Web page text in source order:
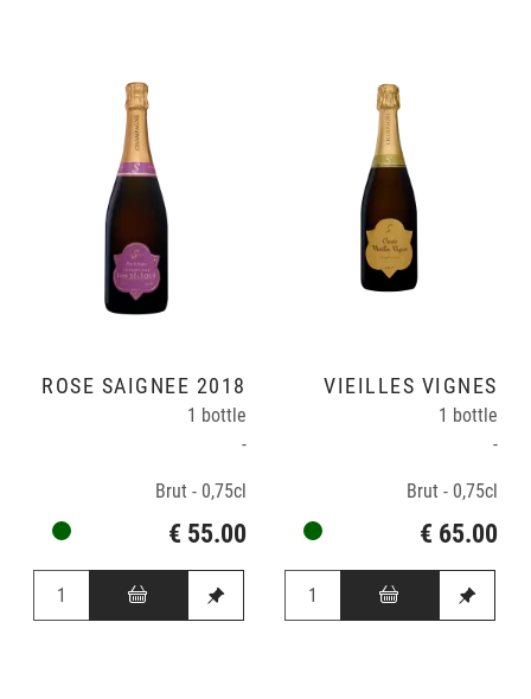
ROSÉ SAIGNÉE 2018
1 bottle
-
Brut - 0,75cl
€ 55.00
VIEILLES VIGNES
1 bottle
-
Brut - 0,75cl
€ 65.00